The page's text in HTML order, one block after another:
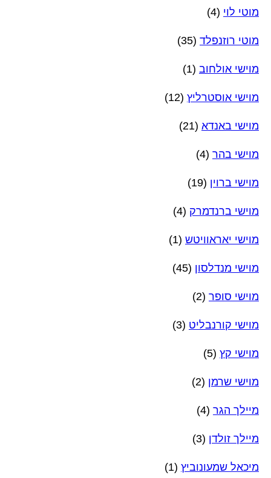
מוטי לוי (4)
מוטי רוזנפלד (35)
מוישי אולחוב (1)
מוישי אוסטרליץ (12)
מוישי באנדא (21)
מוישי בהר (4)
מוישי ברוין (19)
מוישי ברנדמרק (4)
מוישי יאראוויטש (1)
מוישי מנדלסון (45)
מוישי סופר (2)
מוישי קורנבליט (3)
מוישי קץ (5)
מוישי שרמן (2)
מיילך הגר (4)
מיילך זולדן (3)
מיכאל שמעונוביץ (1)